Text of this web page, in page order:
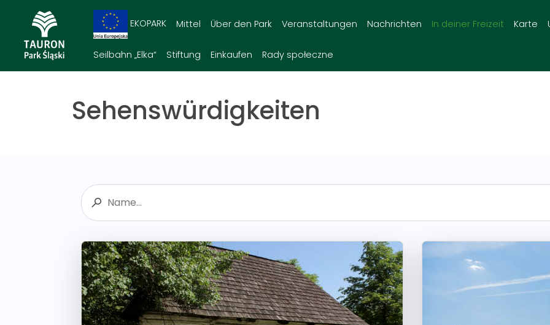
EKOPARK Mittel Über den Park Veranstaltungen Nachrichten In deiner Freizeit Karte
Seilbahn „Elka“ Stiftung Einkaufen Rady społeczne
Sehenswürdigkeiten